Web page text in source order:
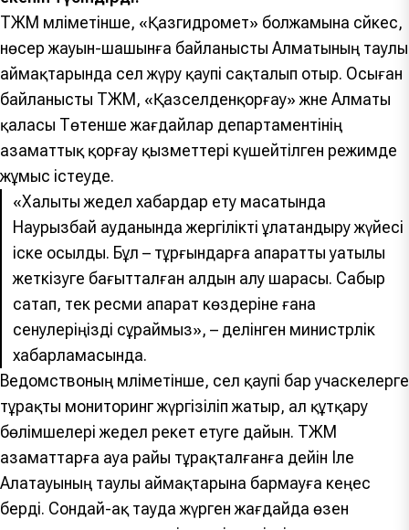
ТЖМ мәліметінше, «Қазгидромет» болжамына сәйкес,
нөсер жауын-шашынға байланысты Алматының таулы
аймақтарында сел жүру қаупі сақталып отыр. Осыған
байланысты ТЖМ, «Қазселденқорғау» және Алматы
қаласы Төтенше жағдайлар департаментінің
азаматтық қорғау қызметтері күшейтілген режимде
жұмыс істеуде.
«Халықты жедел хабардар ету мақсатында
Наурызбай ауданында жергілікті құлақтандыру жүйесі
іске қосылды. Бұл – тұрғындарға ақпаратты уақтылы
жеткізуге бағытталған алдын алу шарасы. Сабыр
сақтап, тек ресми ақпарат көздеріне ғана
сенулеріңізді сұраймыз», – делінген министрлік
хабарламасында.
Ведомствоның мәліметінше, сел қаупі бар учаскелерге
тұрақты мониторинг жүргізіліп жатыр, ал құтқару
бөлімшелері жедел әрекет етуге дайын. ТЖМ
азаматтарға ауа райы тұрақталғанға дейін Іле
Алатауының таулы аймақтарына бармауға кеңес
берді. Сондай-ақ тауда жүрген жағдайда өзен